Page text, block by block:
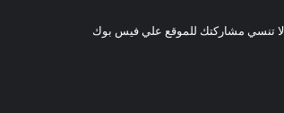
لا تنسي مشاركتك للموقع علي فيس بوك